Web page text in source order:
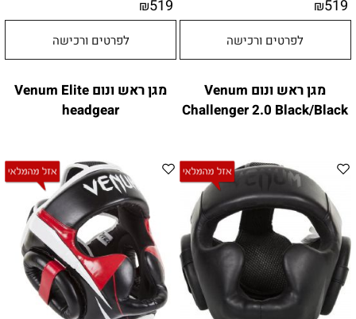
₪519
לפרטים ורכישה
₪519
לפרטים ורכישה
מגן ראש ונום Venum
Challenger 2.0 Black/Black
מגן ראש ונום Venum Elite
headgear